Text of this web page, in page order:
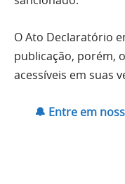
O Ato Declaratório
publicação, porém,
acessíveis em suas
🔔 Entre em